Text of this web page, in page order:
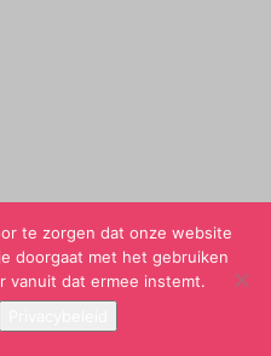
te zorgen dat onze website
doorgaat met het gebruiken
vanuit dat ermee instemt.